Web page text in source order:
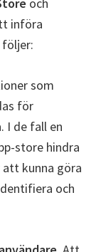
införa
följer:
som
för
I de fall en
store hindra
att kunna göra
och